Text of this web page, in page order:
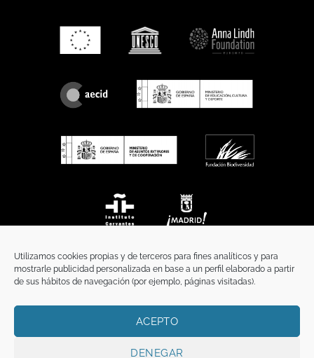
Utilizamos cookies propias y de terceros para fines analíticos y para
mostrarle publicidad personalizada en base a un perfil elaborado a partir
de sus hábitos de navegación (por ejemplo, páginas visitadas).
ACEPTO
DENEGAR
TÉRMINOS Y CONDICIONES